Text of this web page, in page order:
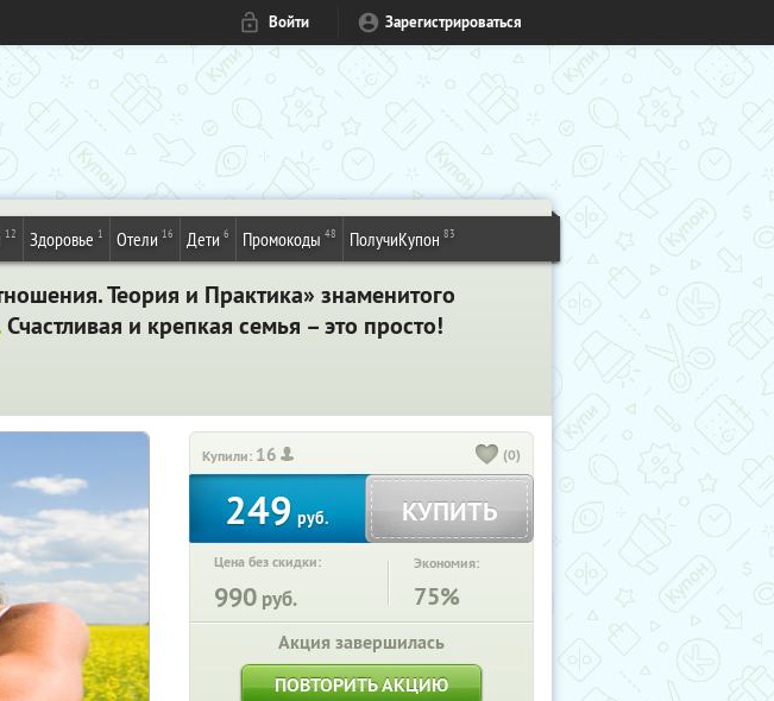
Войти Зарегистрироваться
12 Здоровье 1 Отели 16 Дети 6 Промокоды 48 ПолучиКупон 83
Теория и Практика» знаменитого
Счастливая и крепкая семья – это просто!
Купили: 16 (0)
249 руб. КУПИТЬ
Цена без скидки:
990 руб.
Экономия:
75%
Акция завершилась
ПОВТОРИТЬ АКЦИЮ